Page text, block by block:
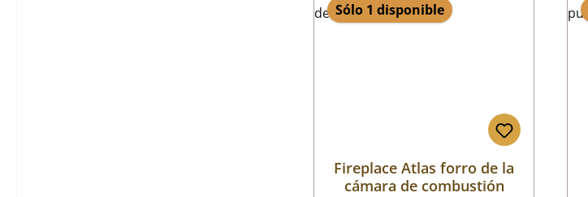
Sólo 1 disponible
Fireplace Atlas forro de la
cámara de combustión